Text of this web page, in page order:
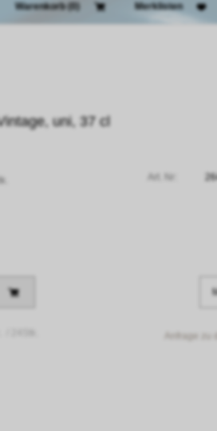
Warenkorb (0 Merklisten
uni, 37 cl
Anfrage zu